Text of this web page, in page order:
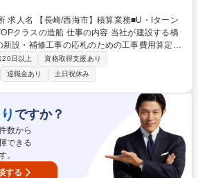
ン
事の内容 当社が建設する橋
設・補修工事の応札のための工事費用算定業
内と九州圏を主な活動エリアとし、設計から製
】橋梁、浮桟橋など鋼
応札に向けて、発注者から示された条件で専
を算定する業務や受注後の追加工事の工事費
ていただきます。 橋/ダム等の耐震性強化や機
おり、積算業務はそれらの工事を受注する時の
条件で工事費用を算定する見積業務です。 募
業務■U・Iターン歓迎■出張無/残業少/世界TOP
日以上
資格取得支援あり
退職金あり 土日祝休み
ですか？
数から
できる
。
する